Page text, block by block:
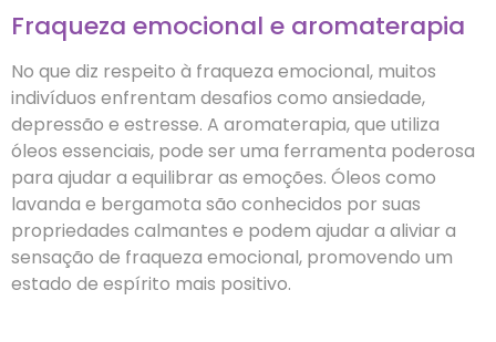
Fraqueza emocional e aromaterapia
No que diz respeito à fraqueza emocional, muitos
indivíduos enfrentam desafios como ansiedade,
depressão e estresse. A aromaterapia, que utiliza
óleos essenciais, pode ser uma ferramenta poderosa
para ajudar a equilibrar as emoções. Óleos como
lavanda e bergamota são conhecidos por suas
propriedades calmantes e podem ajudar a aliviar a
sensação de fraqueza emocional, promovendo um
estado de espírito mais positivo.